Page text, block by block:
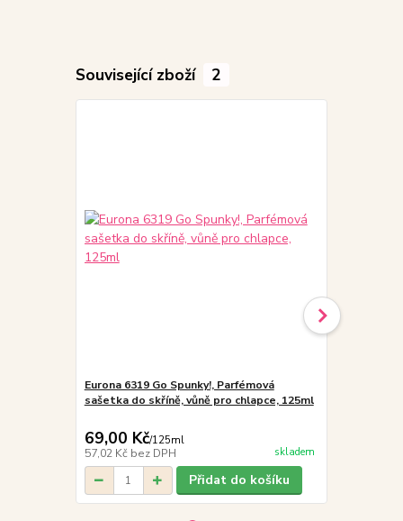
Související zboží 2
Eurona 6319 Go Spunky!, Parfémová
sašetka do skříně, vůně pro chlapce, 125ml
69,00 Kč/125ml
57,02 Kč bez DPH skladem
Přidat do košíku